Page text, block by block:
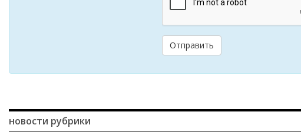
Отправить
новости рубрики